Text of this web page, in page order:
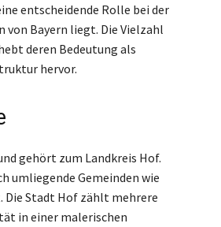
entscheidende Rolle bei der
von Bayern liegt. Die Vielzahl
deren Bedeutung als
hervor.
gehört zum Landkreis Hof.
umliegende Gemeinden wie
Die Stadt Hof zählt mehrere
in einer malerischen